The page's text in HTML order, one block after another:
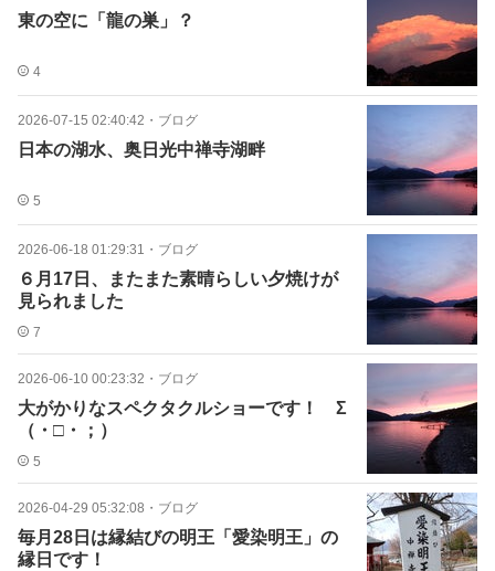
東の空に「龍の巣」？
4
2026-07-15 02:40:42 ・ ブログ
日本の湖水、奥日光中禅寺湖畔
5
2026-06-18 01:29:31 ・ ブログ
６月17日、またまた素晴らしい夕焼けが
見られました
7
2026-06-10 00:23:32 ・ ブログ
大がかりなスペクタクルショーです！ Σ
（・□・；）
5
2026-04-29 05:32:08 ・ ブログ
毎月28日は縁結びの明王「愛染明王」の
縁日です！